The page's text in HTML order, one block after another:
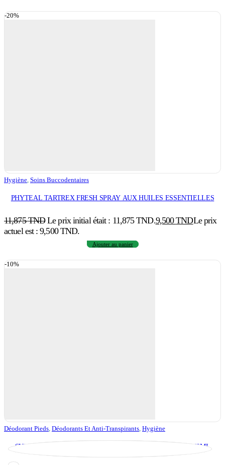
-20%
Hygiène Soins Buccodentaires
PHYTEAL TARTREX FRESH SPRAY AUX HUILES ESSENTIELLES
11,875TND Le prix initial était : 11,875 TND.9,500TNDLe prix
actuel est : 9,500 TND.
Ajouter au panier
-10%
Déodorant Pieds, Déodorants Et Anti-Transpirants, Hygiène
SVR SPIRIAL DEODORANT ANTI TRANSPIRANT CREME 50ML